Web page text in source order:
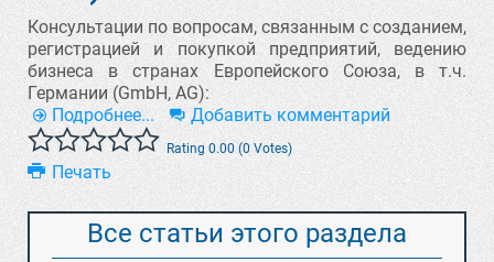
Консультации по вопросам, связанным с созданием,
регистрацией и покупкой предприятий, ведению
бизнеса в странах Европейского Союза, в т.ч.
Германии (GmbH, AG):
Подробнее...
Добавить комментарий
Rating 0.00 (0 Votes)
Печать
Все статьи этого раздела